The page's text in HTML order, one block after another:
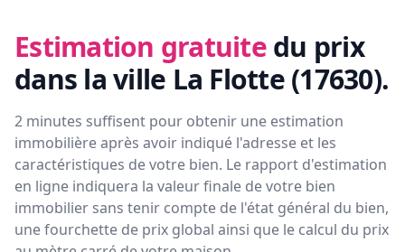
Estimation gratuite du prix
dans la ville La Flotte (17630).
2 minutes suffisent pour obtenir une estimation
immobilière après avoir indiqué l'adresse et les
caractéristiques de votre bien. Le rapport d'estimation
en ligne indiquera la valeur finale de votre bien
immobilier sans tenir compte de l'état général du bien,
une fourchette de prix global ainsi que le calcul du prix